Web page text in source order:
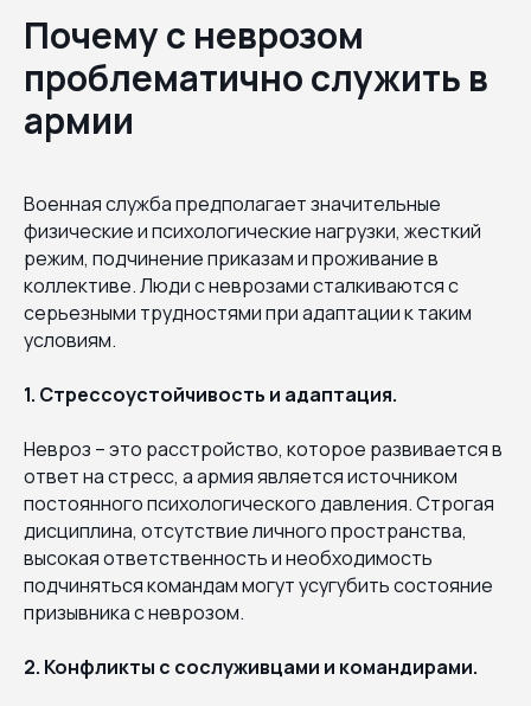
Почему с неврозом
проблематично служить в
армии
Военная служба предполагает значительные
физические и психологические нагрузки, жесткий
режим, подчинение приказам и проживание в
коллективе. Люди с неврозами сталкиваются с
серьезными трудностями при адаптации к таким
условиям.
1. Стрессоустойчивость и адаптация.
Невроз – это расстройство, которое развивается в
ответ на стресс, а армия является источником
постоянного психологического давления. Строгая
дисциплина, отсутствие личного пространства,
высокая ответственность и необходимость
подчиняться командам могут усугубить состояние
призывника с неврозом.
2. Конфликты с сослуживцами и командирами.